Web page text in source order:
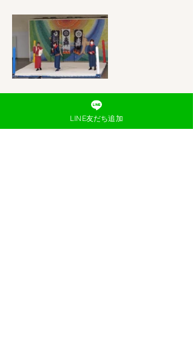
< 前のイベントを見る
LINE友だち追加